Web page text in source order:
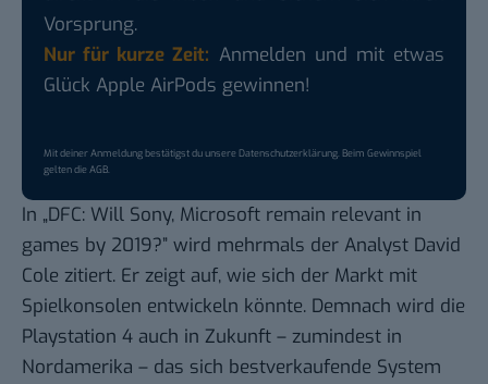
Vorsprung.
Nur für kurze Zeit: Anmelden und mit etwas
Glück Apple AirPods gewinnen!
Mit deiner Anmeldung bestätigst du unsere Datenschutzerklärung. Beim Gewinnspiel
gelten dieAGB.
In „DFC: Will Sony, Microsoft remain relevant in
games by 2019?” wird mehrmals der Analyst David
Cole zitiert. Er zeigt auf, wie sich der Markt mit
Spielkonsolen entwickeln könnte. Demnach wird die
Playstation 4 auch in Zukunft – zumindest in
Nordamerika – das sich bestverkaufende System